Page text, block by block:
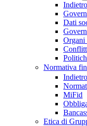
Indietro
Dati
Organi
Normativa
Indietro
MiFid
Etica di